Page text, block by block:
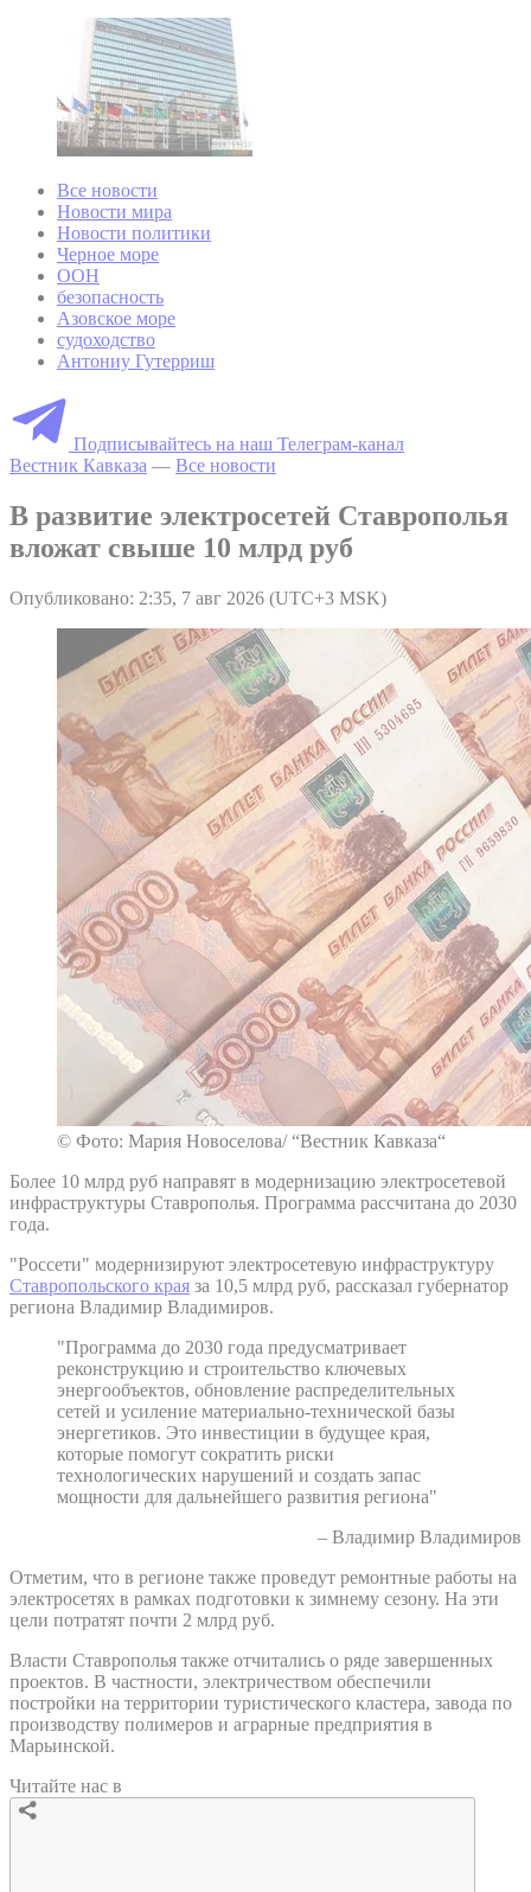
Все новости
Новости мира
Новости политики
Черное море
ООН
безопасность
Азовское море
судоходство
Антониу Гутерриш
Подписывайтесь на наш Телеграм-канал
Вестник Кавказа — Все новости
В развитие электросетей Ставрополья
вложат свыше 10 млрд руб
Опубликовано: 2:35, 7 авг 2026 (UTC+3 MSK)
© Фото: Мария Новоселова/ “Вестник Кавказа“
Более 10 млрд руб направят в модернизацию электросетевой
инфраструктуры Ставрополья. Программа рассчитана до 2030
года.
"Россети" модернизируют электросетевую инфраструктуру
Ставропольского края за 10,5 млрд руб, рассказал губернатор
региона Владимир Владимиров.
"Программа до 2030 года предусматривает
реконструкцию и строительство ключевых
энергообъектов, обновление распределительных
сетей и усиление материально-технической базы
энергетиков. Это инвестиции в будущее края,
которые помогут сократить риски
технологических нарушений и создать запас
мощности для дальнейшего развития региона"
– Владимир Владимиров
Отметим, что в регионе также проведут ремонтные работы на
электросетях в рамках подготовки к зимнему сезону. На эти
цели потратят почти 2 млрд руб.
Власти Ставрополья также отчитались о ряде завершенных
проектов. В частности, электричеством обеспечили
постройки на территории туристического кластера, завода по
производству полимеров и аграрные предприятия в
Марьинской.
Читайте нас в